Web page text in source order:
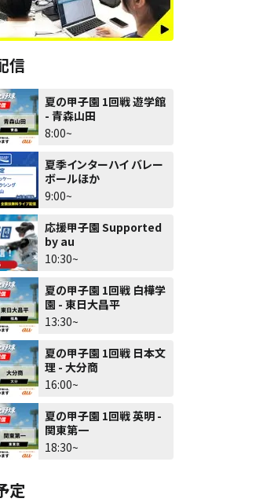
信
夏の甲子園 1回戦 遊学館
- 青森山田
8:00~
夏季インターハイ バレー
ボールほか
9:00~
応援甲子園 Supported
by au
10:30~
夏の甲子園 1回戦 白樺学
園 - 東日大昌平
13:30~
夏の甲子園 1回戦 日本文
理 - 大分商
16:00~
夏の甲子園 1回戦 英明 -
関東第一
18:30~
定